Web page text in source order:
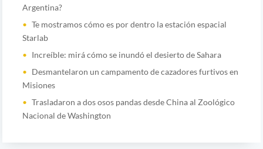
Argentina?
Te mostramos cómo es por dentro la estación espacial
Starlab
Increíble: mirá cómo se inundó el desierto de Sahara
Desmantelaron un campamento de cazadores furtivos en
Misiones
Trasladaron a dos osos pandas desde China al Zoológico
Nacional de Washington